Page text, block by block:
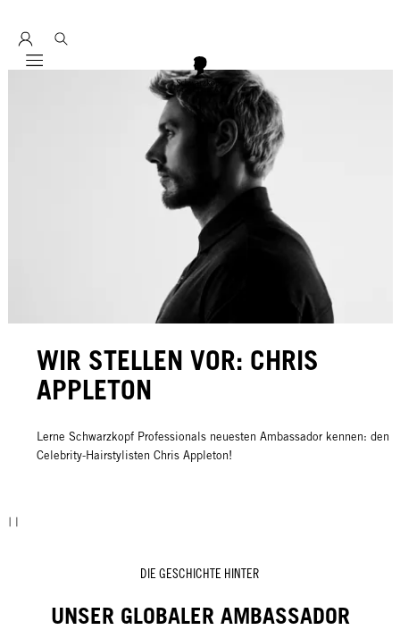
Mobile navigation
WIR STELLEN VOR: CHRIS
APPLETON
Lerne Schwarzkopf Professionals neuesten Ambassador kennen: den
Celebrity-Hairstylisten Chris Appleton!
DIE GESCHICHTE HINTER
UNSER GLOBALER AMBASSADOR